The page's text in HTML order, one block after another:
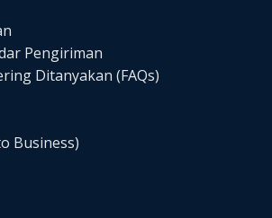
Pengiriman
Ditanyakan (FAQs)
Business)